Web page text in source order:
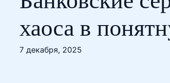
хаоса в
7 декабря, 2025